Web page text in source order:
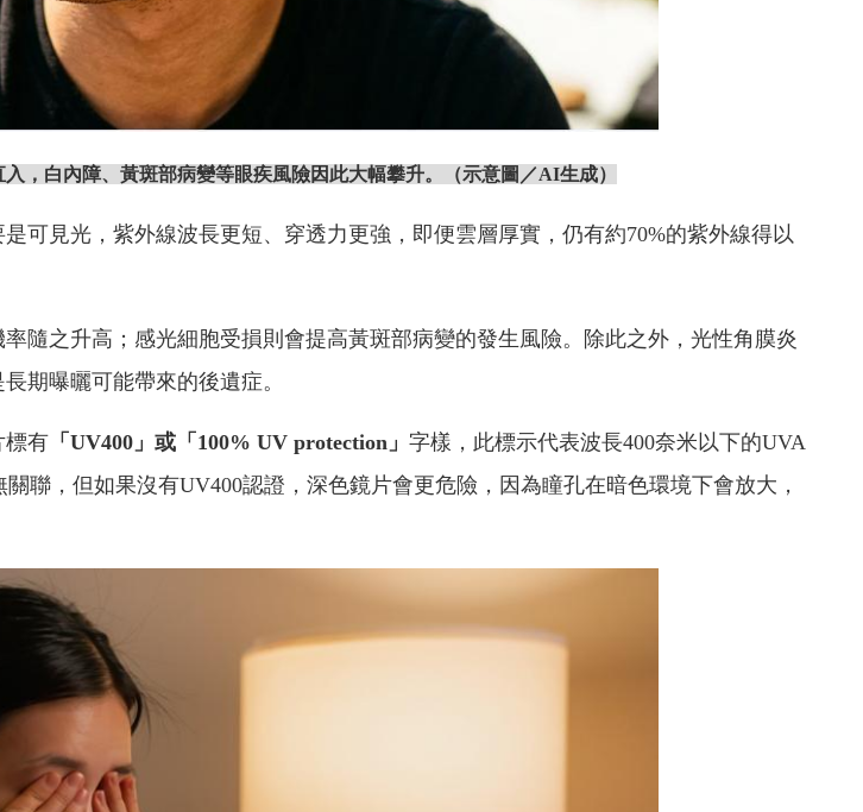
，白內障、黃斑部病變等眼疾風險因此大幅攀升。 （示意圖／AI生成）
可見光，紫外線波長更短、穿透力更強，即便雲層厚實，仍有約70%的紫外線得以
隨之升高；感光細胞受損則會提高黃斑部病變的發生風險。除此之外，光性角膜炎
期曝曬可能帶來的後遺症。
標有 「UV400」或「100% UV protection」 字樣，此標示代表波長400奈米以下的UVA
聯，但如果沒有UV400認證，深色鏡片會更危險，因為瞳孔在暗色環境下會放大，